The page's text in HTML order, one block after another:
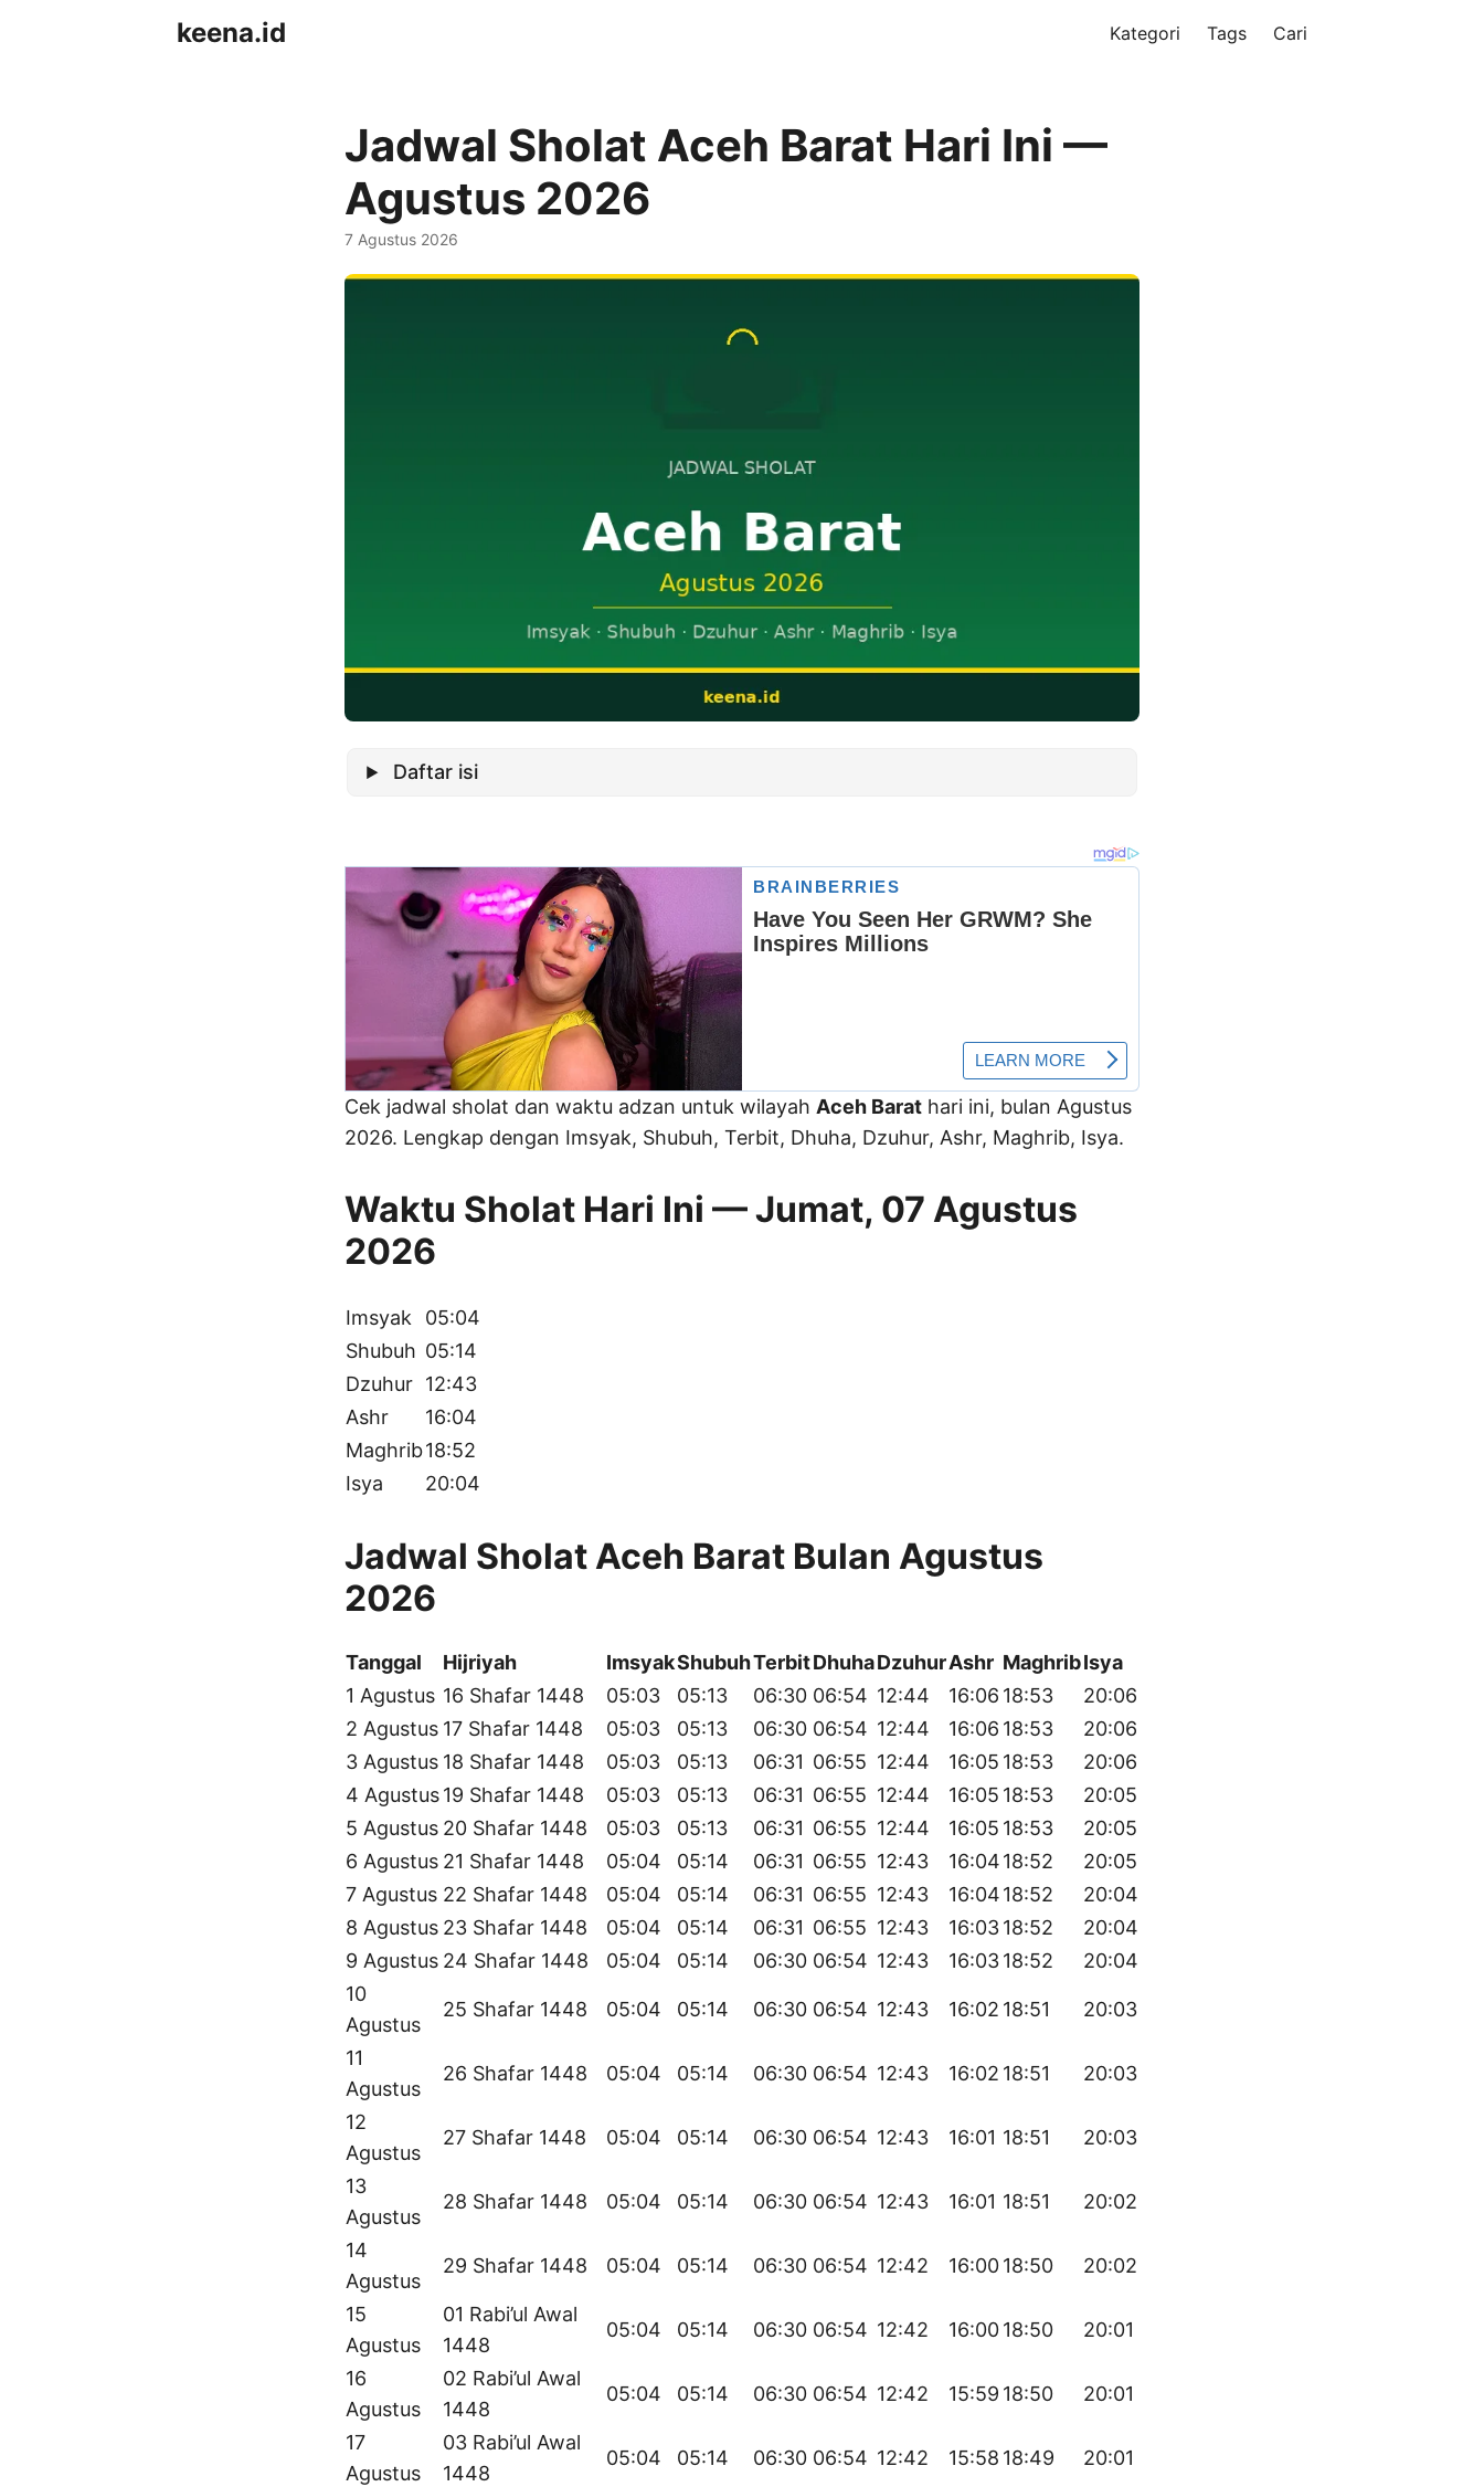
keena.id Kategori Tags Cari
Jadwal Sholat Aceh Barat Hari Ini —
Agustus 2026
7 Agustus 2026
Daftar isi
Cek jadwal sholat dan waktu adzan untuk wilayah Aceh Barat hari ini, bulan Agustus
2026. Lengkap dengan Imsyak, Shubuh, Terbit, Dhuha, Dzuhur, Ashr, Maghrib, Isya.
Waktu Sholat Hari Ini — Jumat, 07 Agustus
2026
Imsyak
05:04
Shubuh 05:14
Dzuhur 12:43
Ashr
16:04
Maghrib18:52
Isya
20:04
Jadwal Sholat Aceh Barat Bulan Agustus
2026
Tanggal Hijriyah ImsyakShubuhTerbitDhuhaDzuhurAshr MaghribIsya
1 Agustus 16 Shafar 1448 05:03 05:13 06:30 06:54 12:44 16:06 18:53
20:06
2 Agustus 17 Shafar 1448 05:03 05:13 06:30 06:54 12:44 16:06 18:53
20:06
3 Agustus 18 Shafar 1448 05:03 05:13 06:31 06:55 12:44 16:05 18:53
20:06
4 Agustus19 Shafar 1448 05:03 05:13 06:31 06:55 12:44 16:05 18:53
20:05
5 Agustus 20 Shafar 1448 05:03 05:13 06:31 06:55 12:44 16:05 18:53
20:05
6 Agustus 21 Shafar 1448 05:04 05:14 06:31 06:55 12:43 16:0418:52
20:05
7 Agustus 22 Shafar 1448 05:04 05:14 06:31 06:55 12:43 16:0418:52
20:04
8 Agustus 23 Shafar 1448 05:04 05:14 06:31 06:55 12:43 16:0318:52
20:04
9 Agustus 24 Shafar 1448 05:04 05:14 06:30 06:54 12:43 16:0318:52
20:04
10
Agustus
25 Shafar 1448 05:04 05:14 06:30 06:54 12:43 16:02 18:51 20:03
11
Agustus
26 Shafar 1448 05:04 05:14 06:30 06:54 12:43 16:02 18:51 20:03
12
Agustus
27 Shafar 1448 05:04 05:14 06:30 06:54 12:43 16:01 18:51 20:03
13
Agustus
28 Shafar 1448 05:04 05:14 06:30 06:54 12:43 16:01 18:51 20:02
14
Agustus
29 Shafar 1448 05:04 05:14 06:30 06:54 12:42 16:0018:50 20:02
15
Agustus
01 Rabi’ul Awal
1448
05:04 05:14 06:30 06:54 12:42 16:0018:50 20:01
16
Agustus
02 Rabi’ul Awal
1448
05:04 05:14 06:30 06:54 12:42 15:59 18:50 20:01
17
Agustus
03 Rabi’ul Awal
1448
05:04 05:14 06:30 06:54 12:42 15:58 18:49 20:01